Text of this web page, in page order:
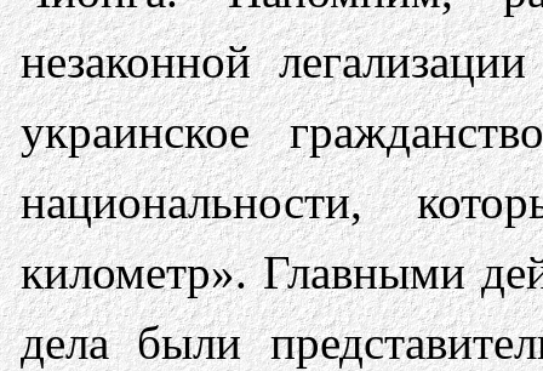
незаконной
украинское
национальности,
километр». Главными
дела были